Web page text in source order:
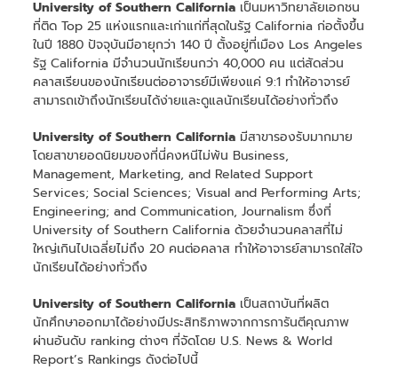
University of Southern California เป็นมหาวิทยาลัยเอกชน
ที่ติด Top 25 แห่งแรกและเก่าแก่ที่สุดในรัฐ California ก่อตั้งขึ้น
ในปี 1880 ปัจจุบันมีอายุกว่า 140 ปี ตั้งอยู่ที่เมือง Los Angeles
รัฐ California มีจำนวนนักเรียนกว่า 40,000 คน แต่สัดส่วน
คลาสเรียนของนักเรียนต่ออาจารย์มีเพียงแค่ 9:1 ทำให้อาจารย์
สามารถเข้าถึงนักเรียนได้ง่ายและดูแลนักเรียนได้อย่างทั่วถึง
University of Southern California มีสาขารองรับมากมาย
โดยสาขายอดนิยมของที่นี่คงหนีไม่พ้น Business,
Management, Marketing, and Related Support
Services; Social Sciences; Visual and Performing Arts;
Engineering; and Communication, Journalism ซึ่งที่
University of Southern California ด้วยจำนวนคลาสที่ไม่
ใหญ่เกินไปเฉลี่ยไม่ถึง 20 คนต่อคลาส ทำให้อาจารย์สามารถใส่ใจ
นักเรียนได้อย่างทั่วถึง
University of Southern California เป็นสถาบันที่ผลิต
นักศึกษาออกมาได้อย่างมีประสิทธิภาพจากการการันตีคุณภาพ
ผ่านอันดับ ranking ต่างๆ ที่จัดโดย U.S. News & World
Report’s Rankings ดังต่อไปนี้